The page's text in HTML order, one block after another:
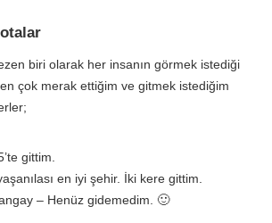
biri olarak her insanın görmek istediği
çok merak ettiğim ve gitmek istediğim
gittim.
en iyi şehir. İki kere gittim.
– Henüz gidemedim. 🙂